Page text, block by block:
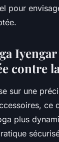
pour
contre
sur une
ce
plus